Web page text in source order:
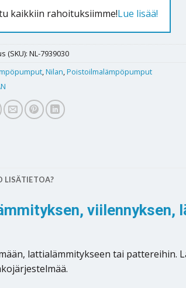
kaikkiin rahoituksiimme!Lue lisää!
(SKU): NL-7939030
,Nilan,Poistoilmalämpöpumput
LISÄTIETOA?
viilennyksen,
lattialämmitykseen tai pattereihin.